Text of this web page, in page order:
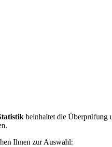
beinhaltet die Überprüfung
Ihnen zur Auswahl: